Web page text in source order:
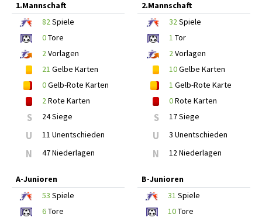
1.Mannschaft
82Spiele
0Tore
2Vorlagen
21 Gelbe Karten
0Gelb-Rote Karten
2Rote Karten
S 24 Siege
U 11 Unentschieden
N 47 Niederlagen
2.Mannschaft
32Spiele
1 Tor
2Vorlagen
10Gelbe Karten
1 Gelb-Rote Karte
0Rote Karten
S 17 Siege
U 3 Unentschieden
N 12 Niederlagen
A-Junioren
53 Spiele
6Tore
B-Junioren
31 Spiele
10Tore